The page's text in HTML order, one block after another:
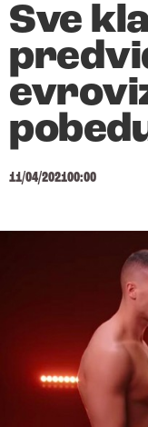
Sve
11/04/202100:00